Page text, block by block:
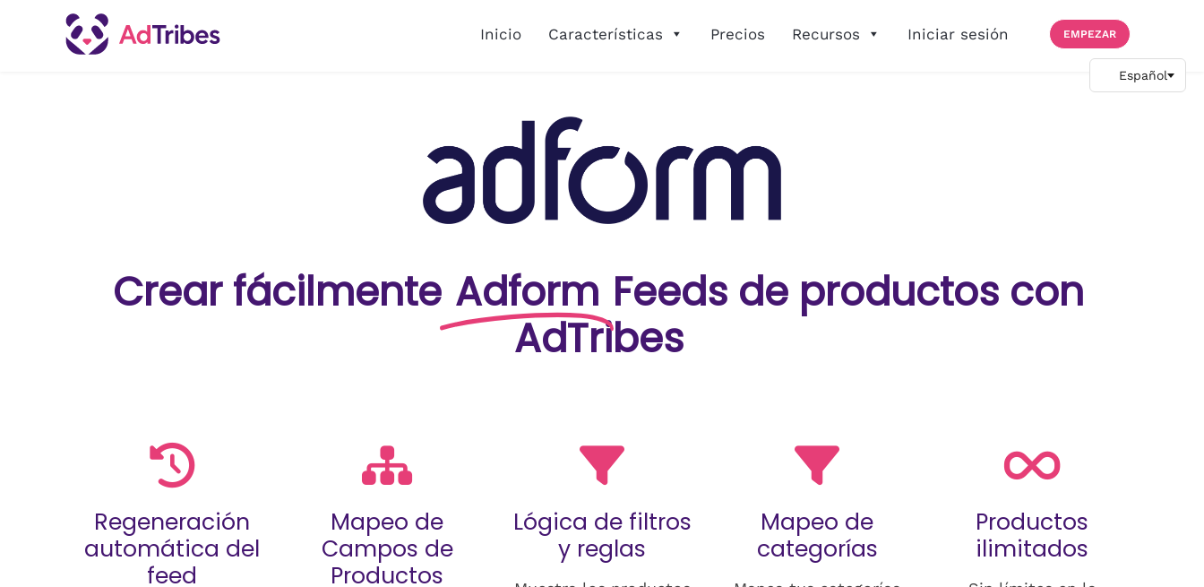
Inicio Características Precios Recursos Iniciar sesión EMPEZAR
Crear fácilmente Adform Feeds de productos con
AdTribes
Regeneración
automática del
feed
Mapeo de
Campos de
Productos
Lógica de filtros
y reglas
Mapeo de
categorías
Productos
ilimitados